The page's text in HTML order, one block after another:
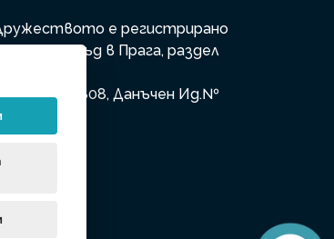
е регистрирано
в Градския съд в Прага, раздел
26150808, Данъчен Ид.№